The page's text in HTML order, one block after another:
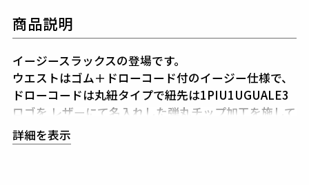
商品説明
イージースラックスの登場です。
ウエストはゴム＋ドローコード付のイージー仕様で、
ドローコードは丸紐タイプで紐先は1PIU1UGUALE3
ロゴを レザーにて名入れした弾丸チップ加工を施して
います。
股上はやや深め、1タック入りで膝から裾にかけて
詳細を表示